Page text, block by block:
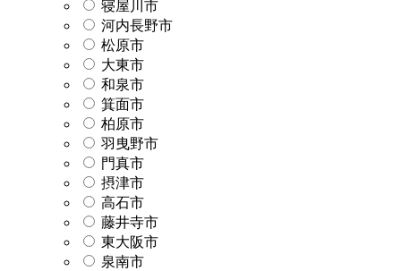
寝屋川市
河内長野市
松原市
大東市
和泉市
箕面市
柏原市
羽曳野市
門真市
摂津市
高石市
藤井寺市
東大阪市
泉南市